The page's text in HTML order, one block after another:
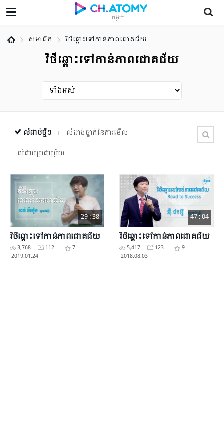
កម្ពុជា
សមាជិក វិថីឆ្ពោះទៅកាន់ភាពជោគជ័យ
វិថីឆ្ពោះទៅកាន់ភាពជោគជ័យ
លំដាប់ថ្មីៗ
លំដាប់ថ្នាក់នៃការមើល
លំដាប់ប្រជាប្រិយ
29 : 38
វិថីឆ្ពោះទៅ​កាន់​ភាព​ជោគជ័យ
3,768 112
7
2019.01.24
47 : 04
វិថីឆ្ពោះ​ទៅ​កាន់​ភាព​ជោគ​ជ័យ
5,417 123
9
2018.08.03